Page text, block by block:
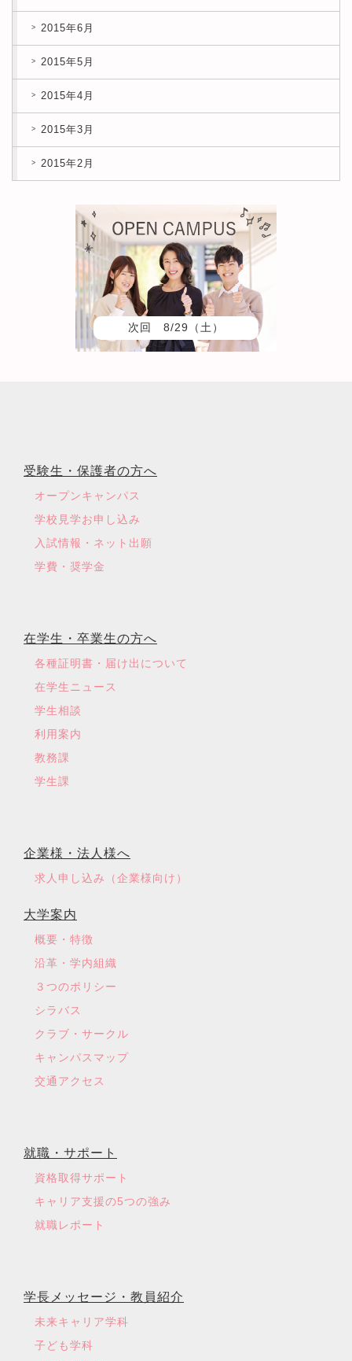
2015年6月
2015年5月
2015年4月
2015年3月
2015年2月
次回 8/29（土）
受験生・保護者の方へ
オープンキャンパス
学校見学お申し込み
入試情報・ネット出願
学費・奨学金
在学生・卒業生の方へ
各種証明書・届け出について
在学生ニュース
学生相談
利用案内
教務課
学生課
企業様・法人様へ
求人申し込み（企業様向け）
大学案内
概要・特徴
沿革・学内組織
３つのポリシー
シラバス
クラブ・サークル
キャンパスマップ
交通アクセス
就職・サポート
資格取得サポート
キャリア支援の5つの強み
就職レポート
学長メッセージ・教員紹介
未来キャリア学科
子ども学科